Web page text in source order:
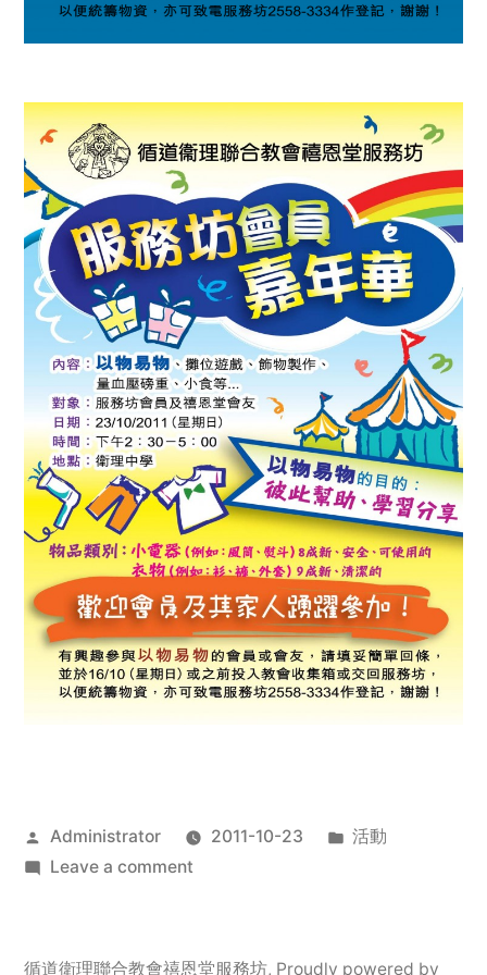
Posted
by
Administrator 2011-10-23
Posted
活動
Leave a commenton
服
循道衛理聯合教會禧恩堂服務坊, Proudly powered by